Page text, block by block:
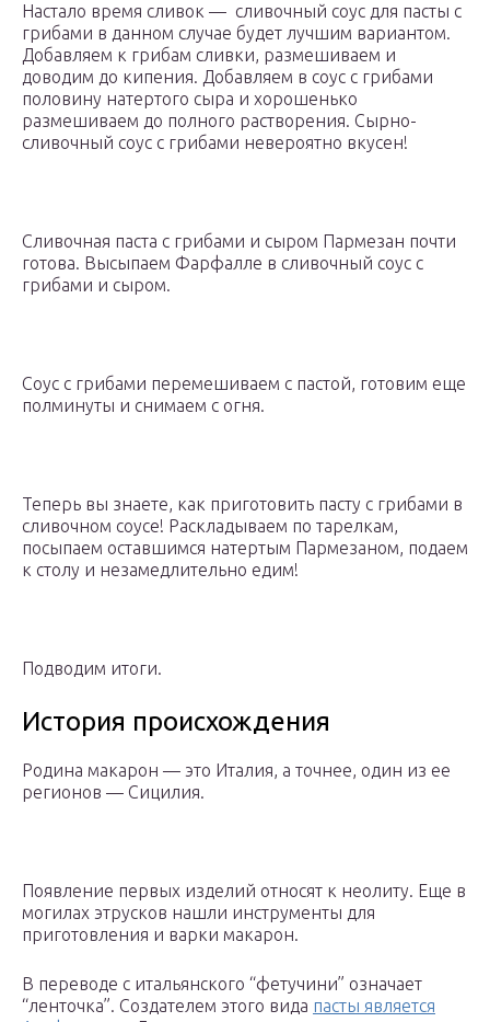
Настало время сливок — сливочный соус для пасты с
грибами в данном случае будет лучшим вариантом.
Добавляем к грибам сливки, размешиваем и
доводим до кипения. Добавляем в соус с грибами
половину натертого сыра и хорошенько
размешиваем до полного растворения. Сырно-
сливочный соус с грибами невероятно вкусен!
Сливочная паста с грибами и сыром Пармезан почти
готова. Высыпаем Фарфалле в сливочный соус с
грибами и сыром.
Соус с грибами перемешиваем с пастой, готовим еще
полминуты и снимаем с огня.
Теперь вы знаете, как приготовить пасту с грибами в
сливочном соусе! Раскладываем по тарелкам,
посыпаем оставшимся натертым Пармезаном, подаем
к столу и незамедлительно едим!
Подводим итоги.
История происхождения
Родина макарон — это Италия, а точнее, один из ее
регионов — Сицилия.
Появление первых изделий относят к неолиту. Еще в
могилах этрусков нашли инструменты для
приготовления и варки макарон.
В переводе с итальянского “фетучини” означает
“ленточка”. Создателем этого вида пасты является